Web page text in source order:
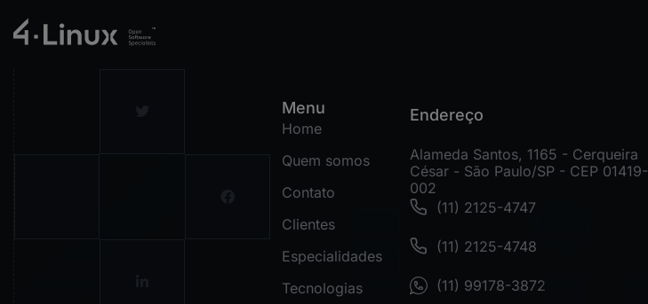
Menu
Home
Quem somos
Contato
Clientes
Especialidades
Tecnologias
Endereço
Alameda Santos, 1165 - Cerqueira
César - São Paulo/SP - CEP 01419-
002
(11) 2125-4747
(11) 2125-4748
(11) 99178-3872